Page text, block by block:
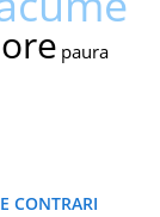
paura
CONTRARI